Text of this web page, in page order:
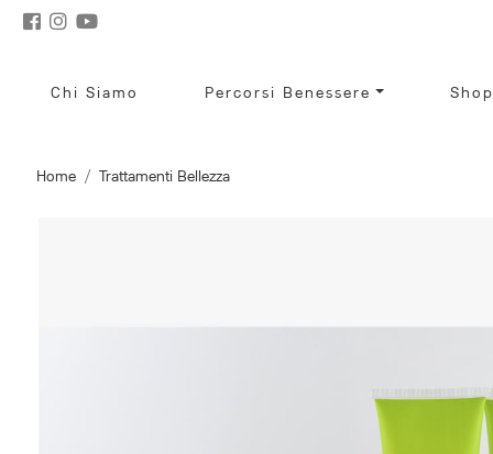
Chi Siamo Percorsi Benessere Shop
Home Trattamenti Bellezza